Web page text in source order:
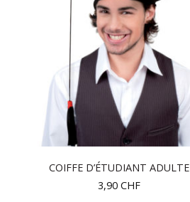
COIFFE D’ÉTUDIANT ADULTE
3,90 CHF